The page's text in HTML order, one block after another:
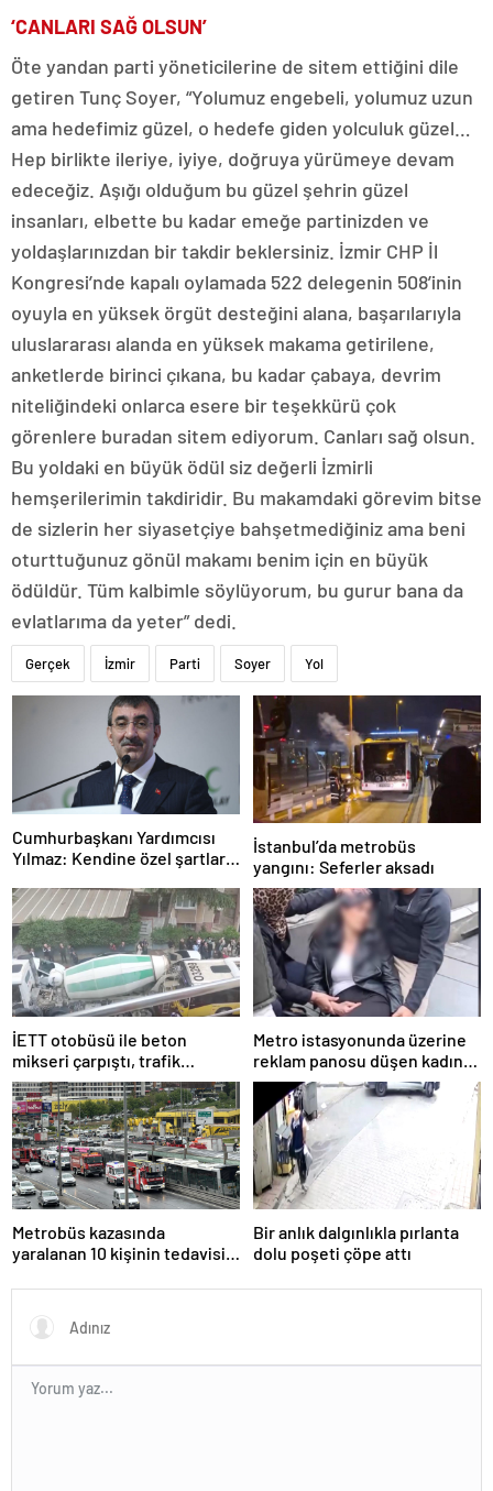
‘CANLARI SAĞ OLSUN’
Öte yandan parti yöneticilerine de sitem ettiğini dile
getiren Tunç Soyer, “Yolumuz engebeli, yolumuz uzun
ama hedefimiz güzel, o hedefe giden yolculuk güzel…
Hep birlikte ileriye, iyiye, doğruya yürümeye devam
edeceğiz. Aşığı olduğum bu güzel şehrin güzel
insanları, elbette bu kadar emeğe partinizden ve
yoldaşlarınızdan bir takdir beklersiniz. İzmir CHP İl
Kongresi’nde kapalı oylamada 522 delegenin 508’inin
oyuyla en yüksek örgüt desteğini alana, başarılarıyla
uluslararası alanda en yüksek makama getirilene,
anketlerde birinci çıkana, bu kadar çabaya, devrim
niteliğindeki onlarca esere bir teşekkürü çok
görenlere buradan sitem ediyorum. Canları sağ olsun.
Bu yoldaki en büyük ödül siz değerli İzmirli
hemşerilerimin takdiridir. Bu makamdaki görevim bitse
de sizlerin her siyasetçiye bahşetmediğiniz ama beni
oturttuğunuz gönül makamı benim için en büyük
ödüldür. Tüm kalbimle söylüyorum, bu gurur bana da
evlatlarıma da yeter” dedi.
Gerçek İzmir Parti Soyer Yol
Cumhurbaşkanı Yardımcısı
Yılmaz: Kendine özel şartları
İstanbul’da metrobüs
yangını: Seferler aksadı
İETT otobüsü ile beton
mikseri çarpıştı, trafik
yoğunluğu oluştu
Metro istasyonunda üzerine
reklam panosu düşen kadın
yaralandı
Metrobüs kazasında
yaralanan 10 kişinin tedavisi
Bir anlık dalgınlıkla pırlanta
dolu poşeti çöpe attı